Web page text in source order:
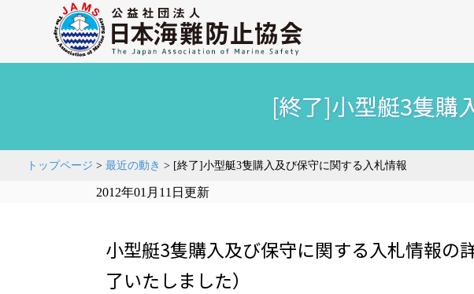
[終了]小型艇3隻購
トップページ > 最近の動き > [終了]小型艇3隻購入及び保守に関する入札情報
2012年01月11日更新
小型艇3隻購入及び保守に関する入札情報の
了いたしました）